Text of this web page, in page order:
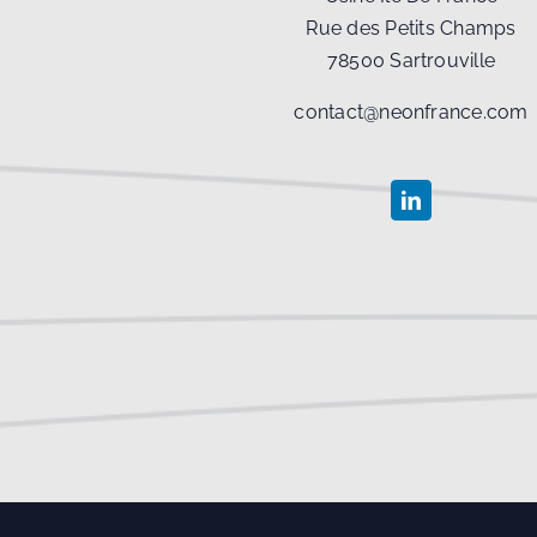
Rue des Petits Champs
78500 Sartrouville
contact@neonfrance.com